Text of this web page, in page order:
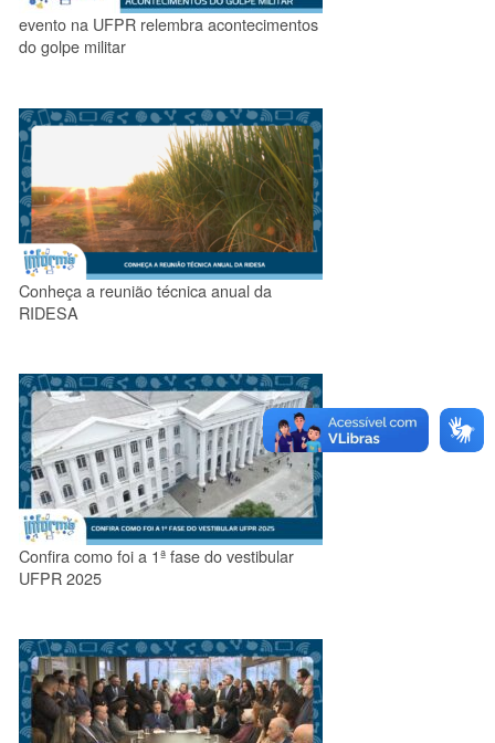
evento na UFPR relembra acontecimentos
do golpe militar
Conheça a reunião técnica anual da
RIDESA
Confira como foi a 1ª fase do vestibular
UFPR 2025